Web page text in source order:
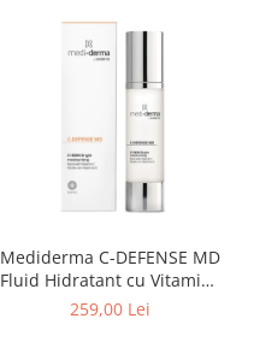
Mediderma C-DEFENSE MD
Fluid Hidratant cu Vitamina
C 50ml
259,00 Lei